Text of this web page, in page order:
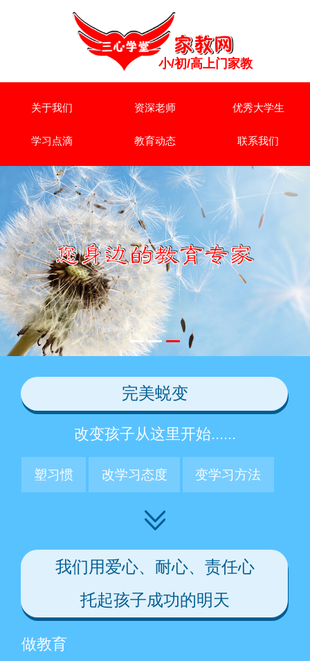
小/初/高上门家教
关于我们 资深老师 优秀大学生
学习点滴 教育动态 联系我们
完美蜕变
改变孩子从这里开始......
塑习惯 改学习态度 变学习方法
我们用爱心、耐心、责任心
托起孩子成功的明天
做教育